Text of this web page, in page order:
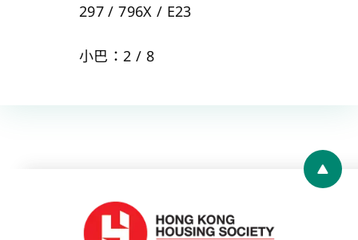
297 / 796X / E23
小巴：2 / 8